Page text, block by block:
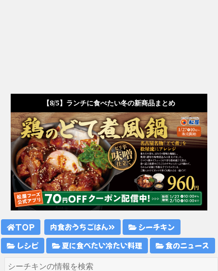
【8/5】ランチに食べたい冬の新商品まとめ
TOP 内食おうちごはん
シーチキン
レシピ
夏に食べたい冷たい料理 食のニュース